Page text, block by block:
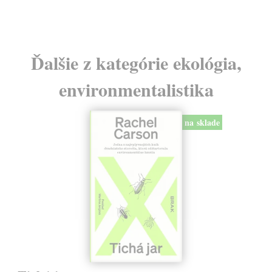
Ďalšie z kategórie ekológia,
environmentalistika
na sklade